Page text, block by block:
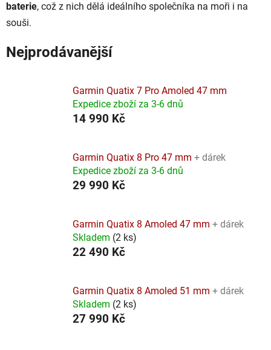
baterie, což z nich dělá ideálního společníka na moři i na
souši.
Nejprodávanější
Garmin Quatix 7 Pro Amoled 47 mm
Expedice zboží za 3-6 dnů
14 990 Kč
Garmin Quatix 8 Pro 47 mm + dárek
Expedice zboží za 3-6 dnů
29 990 Kč
Garmin Quatix 8 Amoled 47 mm + dárek
Skladem (2 ks)
22 490 Kč
Garmin Quatix 8 Amoled 51 mm + dárek
Skladem (2 ks)
27 990 Kč